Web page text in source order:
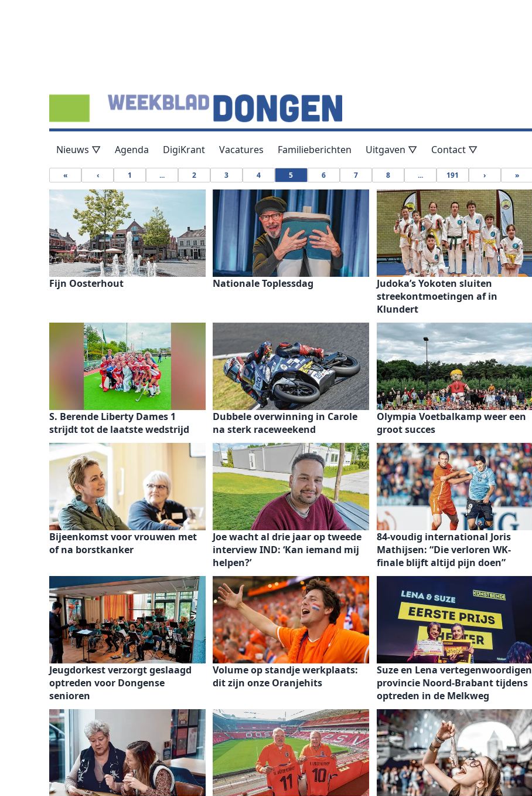
Nieuws ▽ Agenda DigiKrant Vacatures Familieberichten Uitgaven ▽ Contact ▽
« ‹ 1 ... 2 3 4 5 6 7 8 ... 191 › »
Fijn Oosterhout Nationale Toplessdag
Judoka’s Yokoten sluiten
streekontmoetingen af in
Klundert
S. Berende Liberty Dames 1
strijdt tot de laatste wedstrijd
Dubbele overwinning in Carole
na sterk raceweekend
Olympia Voetbalkamp weer een
groot succes
Bijeenkomst voor vrouwen met
of na borstkanker
Joe wacht al drie jaar op tweede
interview IND: ‘Kan iemand mij
helpen?’
84-voudig international Joris
Mathijsen: “Die verloren WK-
finale blijft altijd pijn doen”
Jeugdorkest verzorgt geslaagd
optreden voor Dongense
senioren
Volume op standje werkplaats:
dit zijn onze Oranjehits
Suze en Lena vertegenwoordigen
provincie Noord-Brabant tijdens
optreden in de Melkweg